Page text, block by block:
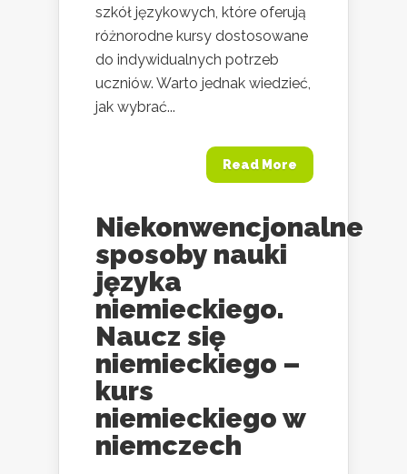
szkół językowych, które oferują
różnorodne kursy dostosowane
do indywidualnych potrzeb
uczniów. Warto jednak wiedzieć,
jak wybrać...
Read More
Niekonwencjonalne
sposoby nauki
języka
niemieckiego.
Naucz się
niemieckiego –
kurs
niemieckiego w
niemczech